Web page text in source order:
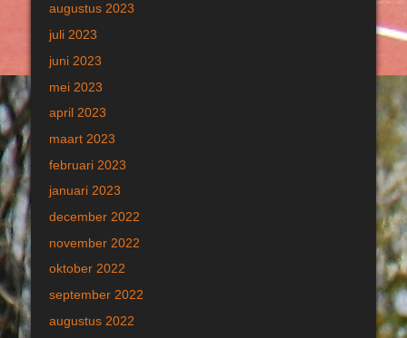
augustus 2023
juli 2023
juni 2023
mei 2023
april 2023
maart 2023
februari 2023
januari 2023
december 2022
november 2022
oktober 2022
september 2022
augustus 2022